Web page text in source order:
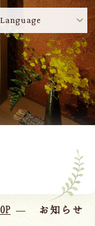
Language
お知らせ
対策について
について